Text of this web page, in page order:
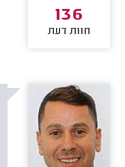
136
חוות דעת